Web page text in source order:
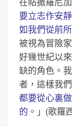
要立志作安
如我們從前
被視為冒險
好幾世紀以
缺的角色。
者，這樣我
都要從心裏
的。 」(歌羅